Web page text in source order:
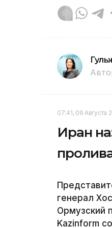
07:41, 09 Августа
Иран
генерал
Ормузский
Kazinform